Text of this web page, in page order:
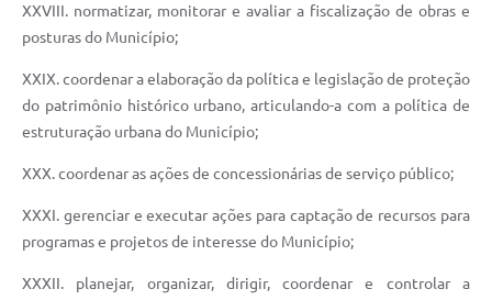
XXVIII. normatizar, monitorar e avaliar a fiscalização de obras e
posturas do Município;
XXIX. coordenar a elaboração da política e legislação de proteção
do patrimônio histórico urbano, articulando-a com a política de
estruturação urbana do Município;
XXX. coordenar as ações de concessionárias de serviço público;
XXXI. gerenciar e executar ações para captação de recursos para
programas e projetos de interesse do Município;
XXXII. planejar, organizar, dirigir, coordenar e controlar a